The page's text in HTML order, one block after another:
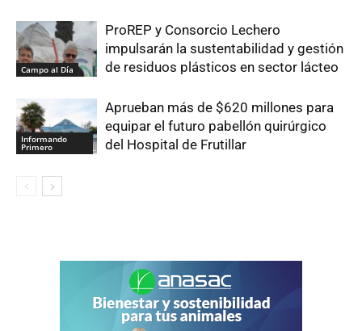
Campo al Día
ProREP y Consorcio Lechero
impulsarán la sustentabilidad y gestión
de residuos plásticos en sector lácteo
Informando
Primero
Aprueban más de $620 millones para
equipar el futuro pabellón quirúrgico
del Hospital de Frutillar